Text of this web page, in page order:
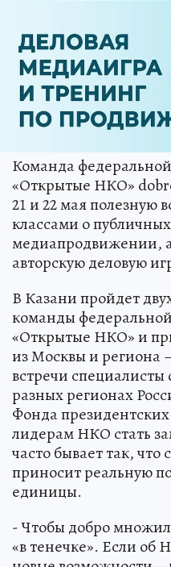
Команда
«Открытые НКО»
21 и 22 мая полезную
классами о
медиапродвижении,
авторскую деловую
В Казани пройдет
команды
«Открытые НКО» и
из Москвы и региона
встречи специалисты
разных регионах
Фонда
лидерам НКО стать
часто бывает так,
приносит реальную
единицы.
- Чтобы добро
«в тенечке». Если об